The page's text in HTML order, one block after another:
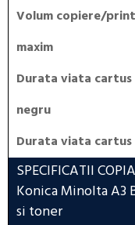
Volum copiere/
maxim
Durata viata cartus
negru
Durata viata cartus
SPECIFICATII
Konica Minolta A3
si toner